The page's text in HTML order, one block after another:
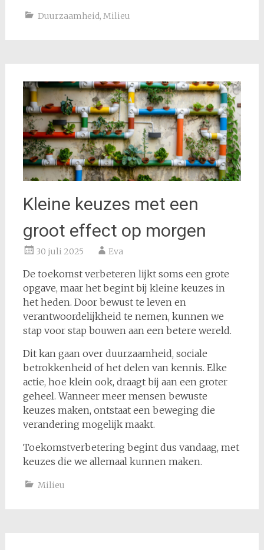
Duurzaamheid, Milieu
Kleine keuzes met een
groot effect op morgen
30 juli 2025 Eva
De toekomst verbeteren lijkt soms een grote
opgave, maar het begint bij kleine keuzes in
het heden. Door bewust te leven en
verantwoordelijkheid te nemen, kunnen we
stap voor stap bouwen aan een betere wereld.
Dit kan gaan over duurzaamheid, sociale
betrokkenheid of het delen van kennis. Elke
actie, hoe klein ook, draagt bij aan een groter
geheel. Wanneer meer mensen bewuste
keuzes maken, ontstaat een beweging die
verandering mogelijk maakt.
Toekomstverbetering begint dus vandaag, met
keuzes die we allemaal kunnen maken.
Milieu